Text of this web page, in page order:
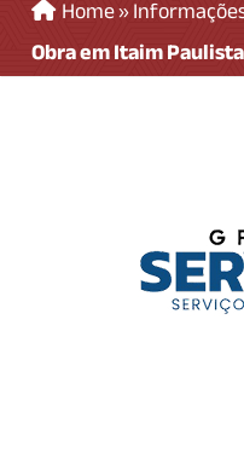
Home»
Obra em Itaim Paulista